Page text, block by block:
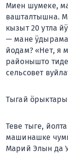
Миен шумеке,
вашталтышна.
кызыт 20 утла
— мане
йодам? «Нет, я
районышто
сельсовет
Тыгай
Теве тыге,
машинашке
Марий Элын да